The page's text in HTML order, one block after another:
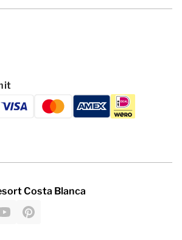
Costa Blanca